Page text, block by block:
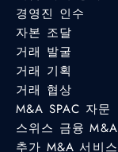
경영진 인수
자본 조달
거래 발굴
거래 기획
거래 협상
M&A SPAC 자문
스위스 금융 M&A
추가 M&A 서비스